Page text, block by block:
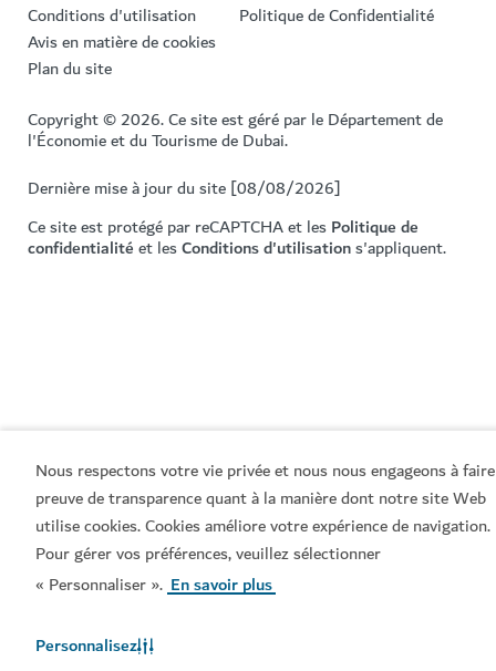
Nous respectons votre vie privée et nous nous engageons à faire
preuve de transparence quant à la manière dont notre site Web
utilise cookies. Cookies améliore votre expérience de navigation.
Pour gérer vos préférences, veuillez sélectionner
« Personnaliser ». En savoir plus
Personnalisez
Conditions d'utilisation
Politique de Confidentialité
Avis en matière de cookies
Plan du site
Copyright © 2026. Ce site est géré par le Département de
l'Économie et du Tourisme de Dubai.
Dernière mise à jour du site [08/08/2026]
Ce site est protégé par reCAPTCHA et lesPolitique de
confidentialitéet lesConditions d'utilisations'appliquent.